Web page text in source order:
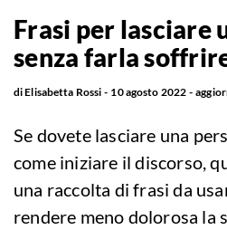
Frasi per lasciare
senza farla
diElisabetta Rossi 10 agosto 2022
Se dovete lasciare una
come iniziare il discorso,
una raccolta di frasi da
rendere meno dolorosa la